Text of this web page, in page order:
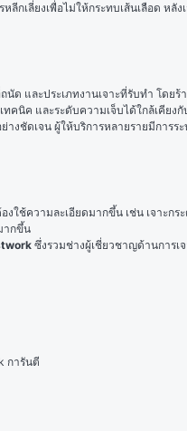
เลี่ยงเพื่อไม่ให้กระทบเส้นเลือด หลั
และประเภทงานเจาะที่รับทำ โดยร้
คนิค และระดับความเจ็บได้ใกล้เคียง
ชัดเจน ผู้ให้บริการหลายรายมีการร
ความละเอียดมากขึ้น เช่น เจาะกระ
ากขึ้น
ซึ่งรวมช่างผู้เชี่ยวชาญด้านการเ
การันตี